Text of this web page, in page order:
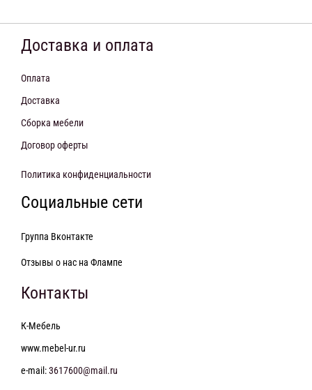
Доставка и оплата
Оплата
Доставка
Сборка мебели
Договор оферты
Политика конфиденциальности
Социальные сети
Группа Вконтакте
Отзывы о нас на Флампе
Контакты
К-Мебель
www.mebel-ur.ru
e-mail:3617600@mail.ru